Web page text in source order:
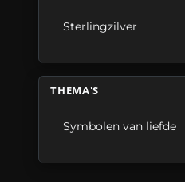
Sterlingzilver
THEMA'S
Symbolen van liefde